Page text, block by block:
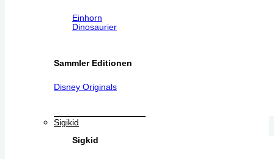
Einhorn
Dinosaurier
Sammler Editionen
Disney Originals
Sigikid
Sigkid